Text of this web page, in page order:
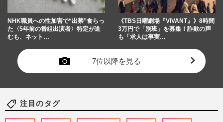
NHK職員への性加害で“出禁”食らっ
た〈5年前の番組出演者〉特定が進
むも、ネット…
《TBS日曜劇場『VIVANT』》8時間
3万円で「別班」を募集！詐欺の声
も「求人は事実…
7位以降を見る
注目のタグ